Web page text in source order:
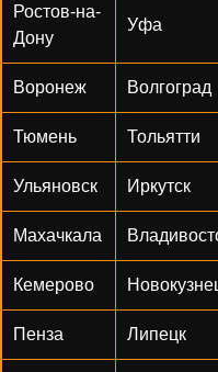
Ростов-на-
Дону
Уфа
Воронеж Волгоград
Тюмень Тольятти
Ульяновск Иркутск
Махачкала
Кемерово
Пенза Липецк